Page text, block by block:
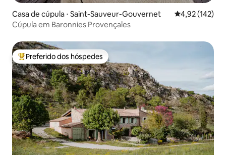
Casa de cúpula ⋅ Saint-Sauveur-Gouvernet 4,92 de uma
4,92 (142)
Cúpula em Baronnies Provençales
Entre os melhores preferidos dos hóspedes
Preferido dos hóspedes